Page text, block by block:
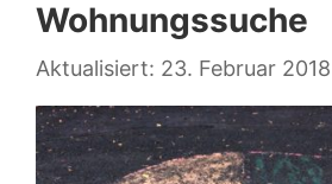
Wohnungssuche
23. Februar 2018